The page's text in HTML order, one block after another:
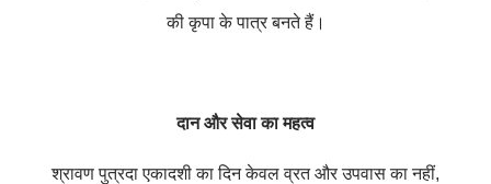
की कृपा के पात्र बनते हैं।
दान और सेवा का महत्व
श्रावण पुत्रदा एकादशी का दिन केवल व्रत और उपवास का नहीं,